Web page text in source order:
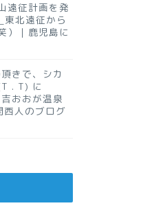
遠征計画を発
北遠征から
）｜鹿児島に
きで、シカ
. T) に
おおが温泉
西人のブログ